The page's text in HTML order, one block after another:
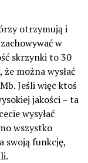
otrzymują i
w
skrzynki to 30
można wysłać
Jeśli więc ktoś
jakości – ta
wysyłać
wszystko
swoją funkcję,